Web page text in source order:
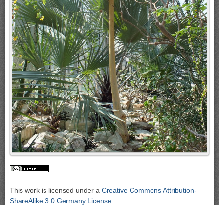
This work is licensed under a Creative Commons Attribution-
ShareAlike 3.0 Germany License